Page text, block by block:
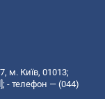
м. Київ, 01013;
; - телефон — (044)